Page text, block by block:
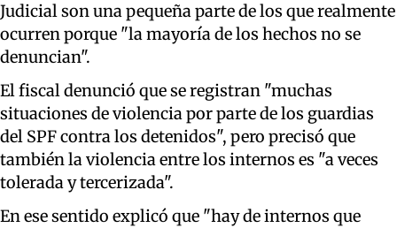
Judicial son una pequeña parte de los que realmente
ocurren porque "la mayoría de los hechos no se
denuncian".
El fiscal denunció que se registran "muchas
situaciones de violencia por parte de los guardias
del SPF contra los detenidos", pero precisó que
también la violencia entre los internos es "a veces
tolerada y tercerizada".
En ese sentido explicó que "hay de internos que